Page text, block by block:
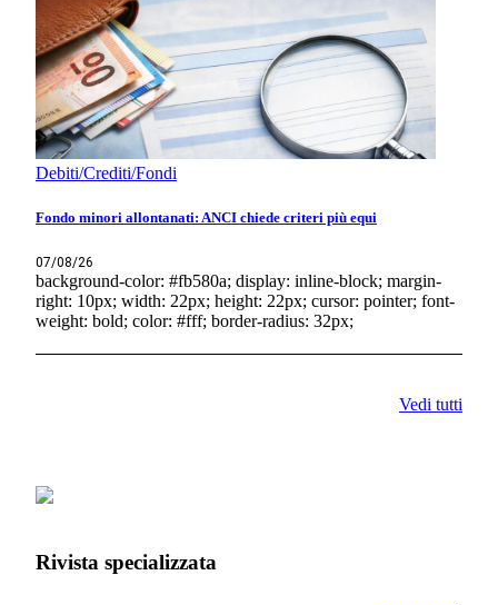
Debiti/Crediti/Fondi
Fondo minori allontanati: ANCI chiede criteri più equi
07/08/26
background-color: #fb580a; display: inline-block; margin-
right: 10px; width: 22px; height: 22px; cursor: pointer; font-
weight: bold; color: #fff; border-radius: 32px;
Vedi tutti
Rivista specializzata